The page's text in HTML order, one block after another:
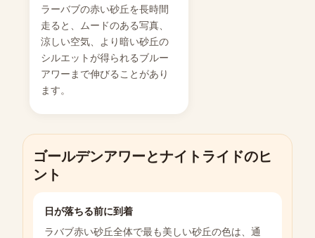
ラーバブの赤い砂丘を長時間
走ると、ムードのある写真、
涼しい空気、より暗い砂丘の
シルエットが得られるブルー
アワーまで伸びることがあり
ます。
ゴールデンアワーとナイトライドのヒ
ント
日が落ちる前に到着
ラバブ赤い砂丘全体で最も美しい砂丘の色は、通